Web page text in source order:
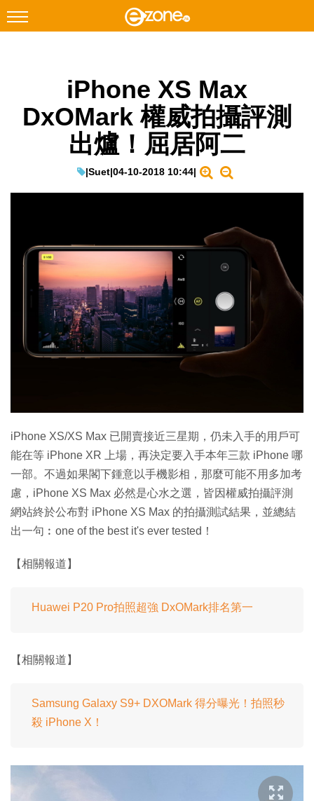
Instagram
科技焦點
教學評測
IT Times
生成式AI與雲端應用
Enterprise Digital Transformation
iPhone XS Max
DxOMark 權威拍攝評測
出爐！屈居阿二
|Suet|04-10-2018 10:44|
iPhone XS/XS Max 已開賣接近三星期，仍未入手的用戶可
能在等 iPhone XR 上場，再決定要入手本年三款 iPhone 哪
一部。不過如果閣下鍾意以手機影相，那麼可能不用多加考
慮，iPhone XS Max 必然是心水之選，皆因權威拍攝評測
網站終於公布對 iPhone XS Max 的拍攝測試結果，並總結
出一句︰one of the best it's ever tested！
【相關報道】
Huawei P20 Pro拍照超強 DxOMark排名第一
【相關報道】
Samsung Galaxy S9+ DXOMark 得分曝光！拍照秒
殺 iPhone X！